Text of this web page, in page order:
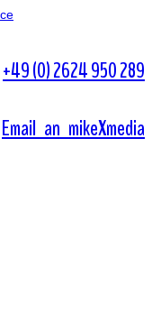
+49 (0) 2624 950 289
Email an mikeXmedia